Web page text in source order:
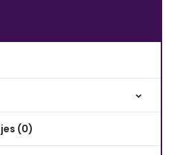
(0)